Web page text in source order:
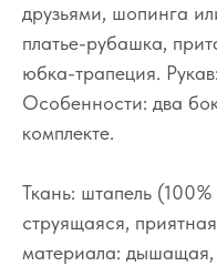
друзьями, шопинга
платье-рубашка,
юбка-трапеция.
Особенности: два
комплекте.
Ткань: штапель
струящаяся,
материала: дышащая,